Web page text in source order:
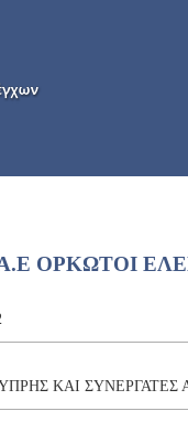
ΟΡΚΩΤΟΙ
ΚΑΙ ΣΥΝΕΡΓΑΤΕΣ